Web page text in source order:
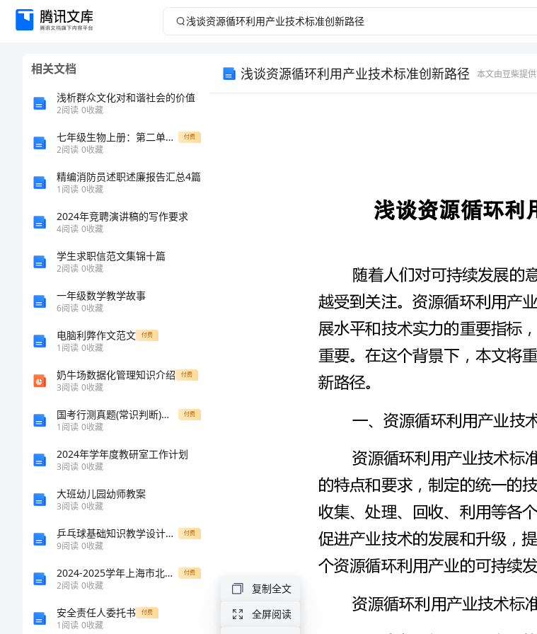
浅
相关文档
浅析群众文化对和谐社会的价值
2阅读 0收藏
七年级生物上册：第二单元第三章第二节植物体的结构层次练习（无答案）新人教版 付费
2阅读 0收藏
精编消防员述职述廉报告汇总4篇
1阅读 0收藏
2024年竞聘演讲稿的写作要求
4阅读 0收藏
学生求职信范文集锦十篇
2阅读 0收藏
一年级数学教学故事
6阅读 0收藏
电脑利弊作文范文 付费
1阅读 0收藏
奶牛场数据化管理知识介绍 付费
3阅读 0收藏
国考行测真题(常识判断)含答案（模拟题） 付费
1阅读 0收藏
2024年学年度教研室工作计划
3阅读 0收藏
大班幼儿园幼师教案
3阅读 0收藏
乒乓球基础知识教学设计体育运动教案 付费
9阅读 0收藏
2024-2025学年上海市北虹高级中学高一生物第一学期期末检测试题含解析 付费
2阅读 0收藏
安全责任人委托书 付费
1阅读 0收藏
浅谈资源循环利用产业技术标准创新路径 本文由豆柴提供
和污染，提高资源的利用效率和节约资源。
一、资源循环利用产业技术标准的概念及重要性
用效率和经济效益，推动产业的发展和升级。
复制全文
全屏阅读